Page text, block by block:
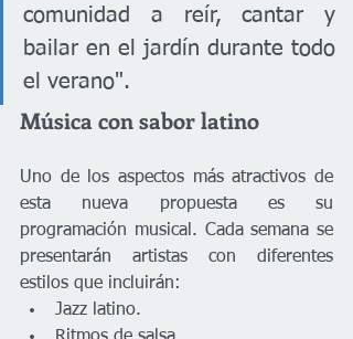
comunidad a reír, cantar y
bailar en el jardín durante todo
el verano".
Música con sabor latino
Uno de los aspectos más atractivos de
esta nueva propuesta es su
programación musical. Cada semana se
presentarán artistas con diferentes
estilos que incluirán:
Jazz latino.